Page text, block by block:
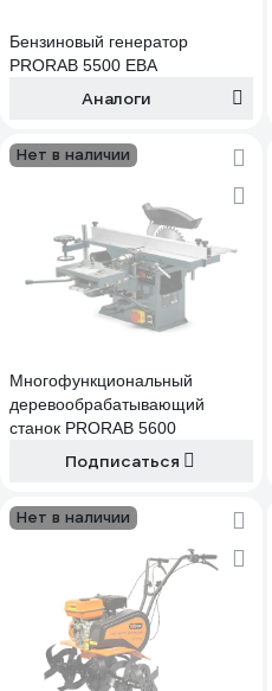
Бензиновый генератор
PRORAB 5500 EBA
Аналоги
Нет в наличии
Многофункциональный
деревообрабатывающий
станок PRORAB 5600
Подписаться
Нет в наличии